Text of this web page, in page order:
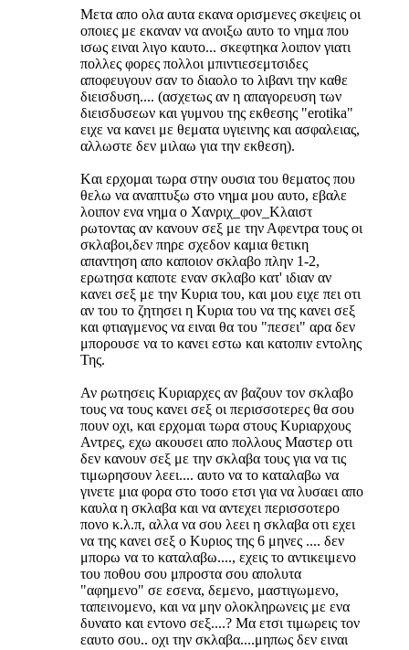
Μετα απο ολα αυτα εκανα ορισμενες σκεψεις οι
οποιες με εκαναν να ανοιξω αυτο το νημα που
ισως ειναι λιγο καυτο... σκεφτηκα λοιπον γιατι
πολλες φορες πολλοι μπιντιεσεμτσιδες
αποφευγουν σαν το διαολο το λιβανι την καθε
διεισδυση.... (ασχετως αν η απαγορευση των
διεισδυσεων και γυμνου της εκθεσης "erotika"
ειχε να κανει με θεματα υγιεινης και ασφαλειας,
αλλωστε δεν μιλαω για την εκθεση).
Kαι ερχομαι τωρα στην ουσια του θεματος που
θελω να αναπτυξω στο νημα μου αυτο, εβαλε
λοιπον ενα νημα ο Χανριχ_φον_Κλαιστ
ρωτοντας αν κανουν σεξ με την Αφεντρα τους οι
σκλαβοι,δεν πηρε σχεδον καμια θετικη
απαντηση απο καποιον σκλαβο πλην 1-2,
ερωτησα καποτε εναν σκλαβο κατ' ιδιαν αν
κανει σεξ με την Κυρια του, και μου ειχε πει οτι
αν του το ζητησει η Κυρια του να της κανει σεξ
και φτιαγμενος να ειναι θα του "πεσει" αρα δεν
μπορουσε να το κανει εστω και κατοπιν εντολης
Της.
Αν ρωτησεις Κυριαρχες αν βαζουν τον σκλαβο
τους να τους κανει σεξ οι περισσοτερες θα σου
πουν οχι, και ερχομαι τωρα στους Κυριαρχους
Αντρες, εχω ακουσει απο πολλους Μαστερ οτι
δεν κανουν σεξ με την σκλαβα τους για να τις
τιμωρησουν λεει.... αυτο να το καταλαβω να
γινετε μια φορα στο τοσο ετσι για να λυσαει απο
καυλα η σκλαβα και να αντεχει περισσοτερο
πονο κ.λ.π, αλλα να σου λεει η σκλαβα οτι εχει
να της κανει σεξ ο Κυριος της 6 μηνες .... δεν
μπορω να το καταλαβω...., εχεις το αντικειμενο
του ποθου σου μπροστα σου απολυτα
"αφημενο" σε εσενα, δεμενο, μαστιγωμενο,
ταπεινομενο, και να μην ολοκληρωνεις με ενα
δυνατο και εντονο σεξ....? Μα ετσι τιμωρεις τον
εαυτο σου.. οχι την σκλαβα....μηπως δεν ειναι